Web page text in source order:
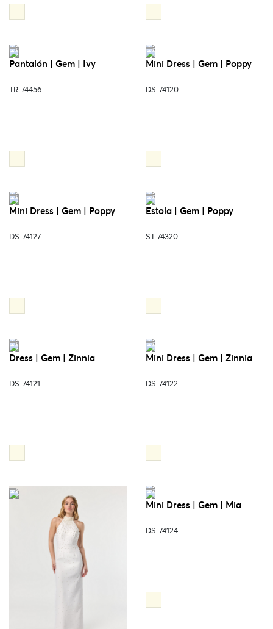
Pantalón | Gem | Ivy
TR-74456
Mini Dress | Gem | Poppy
DS-74120
Mini Dress | Gem | Poppy
DS-74127
Estola | Gem | Poppy
ST-74320
Dress | Gem | Zinnia
DS-74121
Mini Dress | Gem | Zinnia
DS-74122
Mini Dress | Gem | Mia
DS-74124